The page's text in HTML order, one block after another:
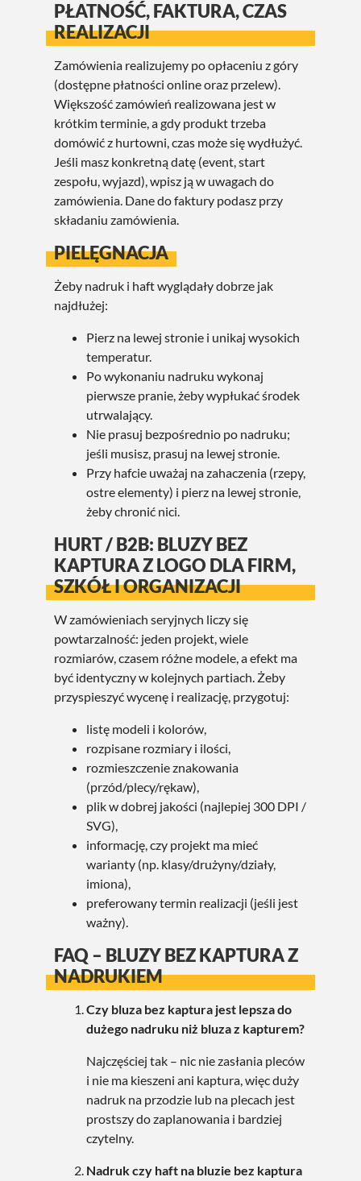
PŁATNOŚĆ, FAKTURA, CZAS
REALIZACJI
Zamówienia realizujemy po opłaceniu z góry
(dostępne płatności online oraz przelew).
Większość zamówień realizowana jest w
krótkim terminie, a gdy produkt trzeba
domówić z hurtowni, czas może się wydłużyć.
Jeśli masz konkretną datę (event, start
zespołu, wyjazd), wpisz ją w uwagach do
zamówienia. Dane do faktury podasz przy
składaniu zamówienia.
PIELĘGNACJA
Żeby nadruk i haft wyglądały dobrze jak
najdłużej:
Pierz na lewej stronie i unikaj wysokich
temperatur.
Po wykonaniu nadruku wykonaj
pierwsze pranie, żeby wypłukać środek
utrwalający.
Nie prasuj bezpośrednio po nadruku;
jeśli musisz, prasuj na lewej stronie.
Przy hafcie uważaj na zahaczenia (rzepy,
ostre elementy) i pierz na lewej stronie,
żeby chronić nici.
HURT / B2B: BLUZY BEZ
KAPTURA Z LOGO DLA FIRM,
SZKÓŁ I ORGANIZACJI
W zamówieniach seryjnych liczy się
powtarzalność: jeden projekt, wiele
rozmiarów, czasem różne modele, a efekt ma
być identyczny w kolejnych partiach. Żeby
przyspieszyć wycenę i realizację, przygotuj:
listę modeli i kolorów,
rozpisane rozmiary i ilości,
rozmieszczenie znakowania
(przód/plecy/rękaw),
plik w dobrej jakości (najlepiej 300 DPI /
SVG),
informację, czy projekt ma mieć
warianty (np. klasy/drużyny/działy,
imiona),
preferowany termin realizacji (jeśli jest
ważny).
FAQ – BLUZY BEZ KAPTURA Z
NADRUKIEM
Czy bluza bez kaptura jest lepsza do
dużego nadruku niż bluza z kapturem?
Najczęściej tak – nic nie zasłania pleców
i nie ma kieszeni ani kaptura, więc duży
nadruk na przodzie lub na plecach jest
prostszy do zaplanowania i bardziej
czytelny.
Nadruk czy haft na bluzie bez kaptura